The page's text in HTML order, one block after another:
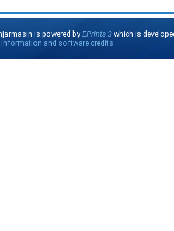
is powered byEPrints 3 which is
information and software credits.